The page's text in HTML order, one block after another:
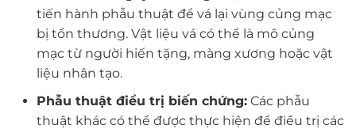
tiến hành phẫu thuật để vá lại vùng củng mạc
bị tổn thương. Vật liệu vá có thể là mô củng
mạc từ người hiến tặng, màng xương hoặc vật
liệu nhân tạo.
Phẫu thuật điều trị biến chứng:Các phẫu
thuật khác có thể được thực hiện để điều trị các